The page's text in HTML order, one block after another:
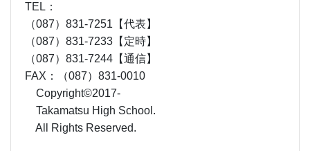
TEL：
（087）831-7251【代表】
（087）831-7233【定時】
（087）831-7244【通信】
FAX：（087）831-0010
Copyright©2017-
Takamatsu High School.
All Rights Reserved.